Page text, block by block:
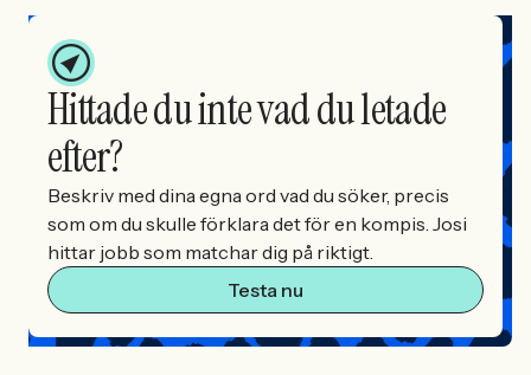
Hittade du inte vad du letade
efter?
Beskriv med dina egna ord vad du söker, precis
som om du skulle förklara det för en kompis. Josi
hittar jobb som matchar dig på riktigt.
Testa nu